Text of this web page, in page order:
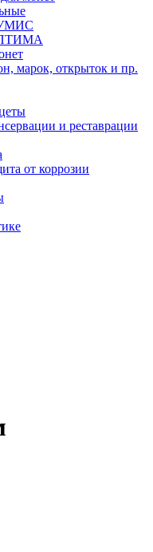
марок, открыток и пр.
и реставрации
от коррозии